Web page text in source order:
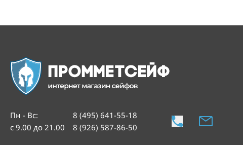
Пн - Вс:
с 9.00 до 21.00
8 (495) 641-55-18
8 (926) 587-86-50